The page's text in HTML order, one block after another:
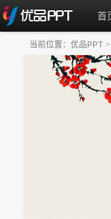
首
当前位置： 优品PPT >